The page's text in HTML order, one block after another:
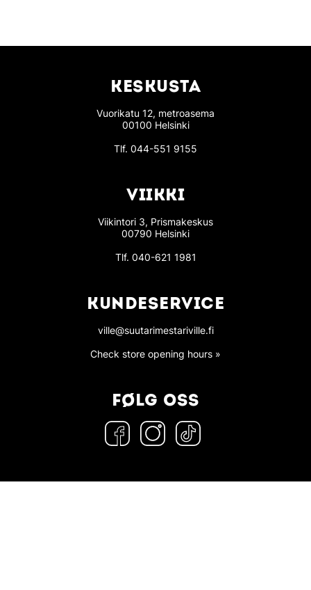
KESKUSTA
Vuorikatu 12, metroasema
00100 Helsinki
Tlf. 044-551 9155
VIIKKI
Viikintori 3, Prismakeskus
00790 Helsinki
Tlf. 040-621 1981
KUNDESERVICE
ville@suutarimestariville.fi
Check store opening hours »
FØLG OSS